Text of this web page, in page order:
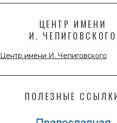
ЦЕНТР ИМЕНИ
И. ЧЕПИГОВСКОГО
Центр имени И. Чепиговского
ПОЛЕЗНЫЕ